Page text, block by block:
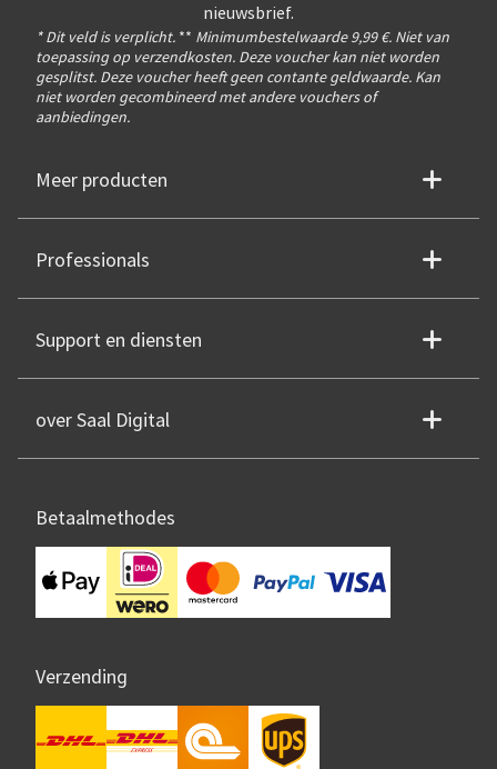
nieuwsbrief.
* Dit veld is verplicht. ** Minimumbestelwaarde 9,99 €. Niet van
toepassing op verzendkosten. Deze voucher kan niet worden
gesplitst. Deze voucher heeft geen contante geldwaarde. Kan
niet worden gecombineerd met andere vouchers of
aanbiedingen.
Meer producten
Professionals
Support en diensten
over Saal Digital
Betaalmethodes
Verzending